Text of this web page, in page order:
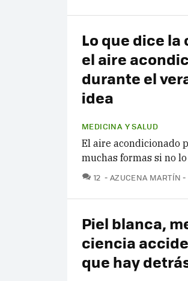
Lo que dice
el aire
durante el
idea
MEDICINA Y SALUD
El aire acondicionado
muchas formas si no
12 COMENTARIOS
AZUCENA MARTÍN
Piel blanca,
ciencia
que hay